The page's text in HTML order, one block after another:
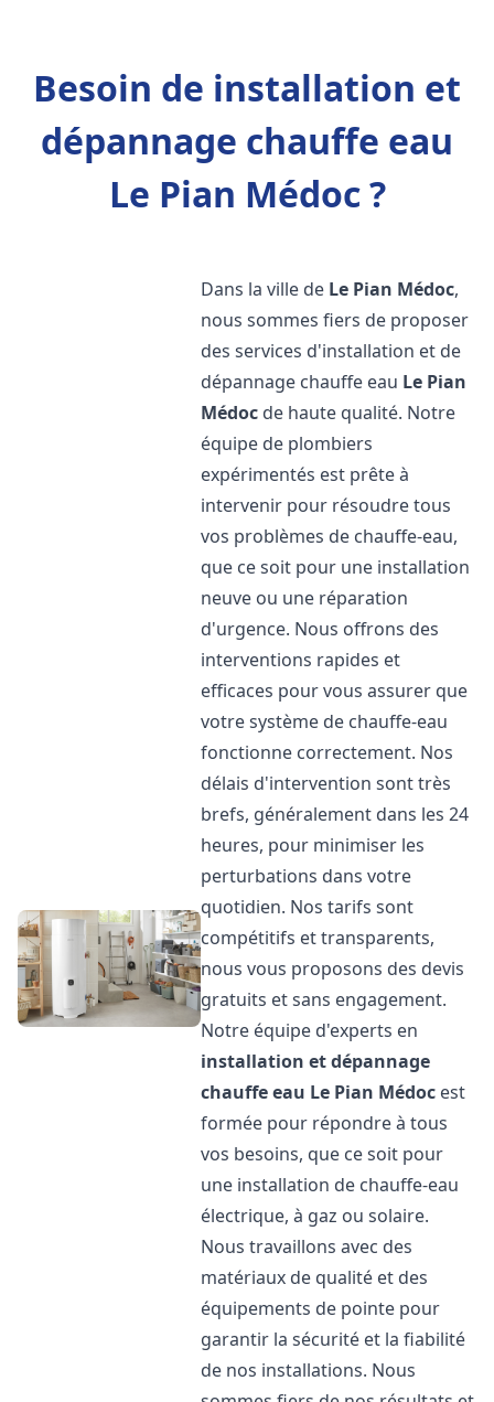
Besoin de installation et
dépannage chauffe eau
Le Pian Médoc ?
Dans la ville de Le Pian Médoc,
nous sommes fiers de proposer
des services d'installation et de
dépannage chauffe eau Le Pian
Médoc de haute qualité. Notre
équipe de plombiers
expérimentés est prête à
intervenir pour résoudre tous
vos problèmes de chauffe-eau,
que ce soit pour une installation
neuve ou une réparation
d'urgence. Nous offrons des
interventions rapides et
efficaces pour vous assurer que
votre système de chauffe-eau
fonctionne correctement. Nos
délais d'intervention sont très
brefs, généralement dans les 24
heures, pour minimiser les
perturbations dans votre
quotidien. Nos tarifs sont
compétitifs et transparents,
nous vous proposons des devis
gratuits et sans engagement.
Notre équipe d'experts en
installation et dépannage
chauffe eau Le Pian Médoc est
formée pour répondre à tous
vos besoins, que ce soit pour
une installation de chauffe-eau
électrique, à gaz ou solaire.
Nous travaillons avec des
matériaux de qualité et des
équipements de pointe pour
garantir la sécurité et la fiabilité
de nos installations. Nous